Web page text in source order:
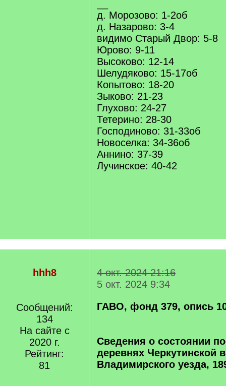
д. Морозово: 1-2об
д. Назарово: 3-4
видимо Старый Двор: 5-8
Юрово: 9-11
Высоково: 12-14
Шелудяково: 15-17об
Копытово: 18-20
Зыково: 21-23
Глухово: 24-27
Тетерино: 28-30
Господиново: 31-33об
Новоселка: 34-36об
Аннино: 37-39
Лучинское: 40-42
hhh8
Сообщений:
134
На сайте с
2020 г.
Рейтинг:
81
4 окт. 2024 21:16
5 окт. 2024 9:34
ГАВО, фонд 379, опись
Сведения о состоянии
деревнях Черкутинской
Владимирского уезда,